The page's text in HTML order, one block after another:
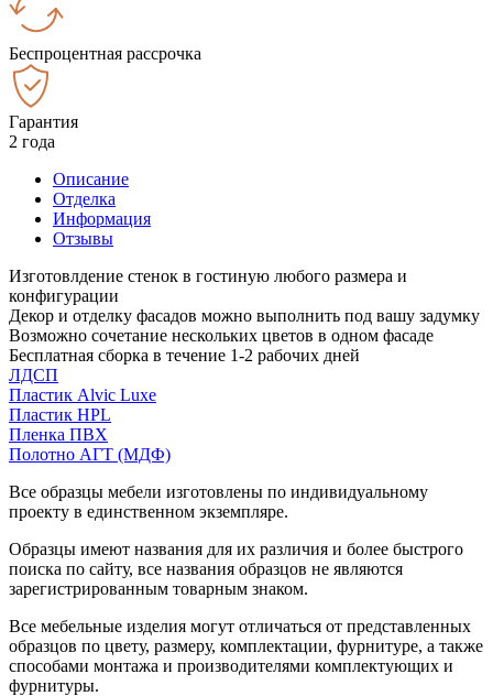
Беспроцентная рассрочка
Гарантия
2 года
Описание
Отделка
Информация
Отзывы
Изготовлдение стенок в гостиную любого размера и
конфигурации
Декор и отделку фасадов можно выполнить под вашу задумку
Возможно сочетание нескольких цветов в одном фасаде
Бесплатная сборка в течение 1-2 рабочих дней
ЛДСП
Пластик Alvic Luxe
Пластик HPL
Пленка ПВХ
Полотно АГТ (МДФ)
Все образцы мебели изготовлены по индивидуальному
проекту в единственном экземпляре.
Образцы имеют названия для их различия и более быстрого
поиска по сайту, все названия образцов не являются
зарегистрированным товарным знаком.
Все мебельные изделия могут отличаться от представленных
образцов по цвету, размеру, комплектации, фурнитуре, а также
способами монтажа и производителями комплектующих и
фурнитуры.